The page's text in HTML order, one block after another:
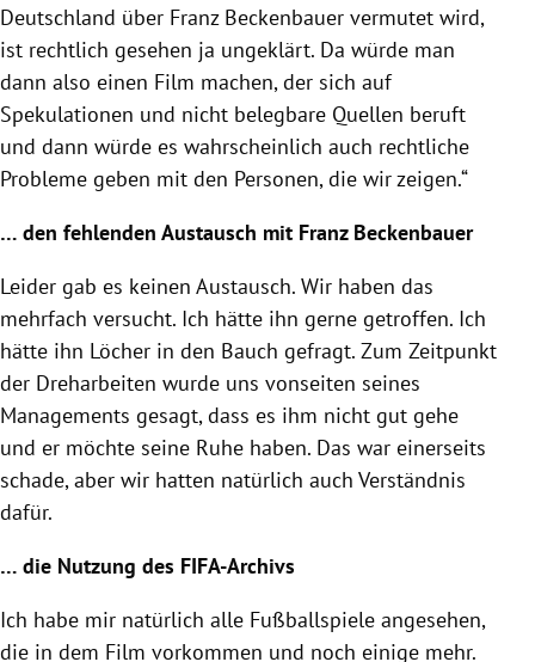
Deutschland über Franz Beckenbauer vermutet wird,
ist rechtlich gesehen ja ungeklärt. Da würde man
dann also einen Film machen, der sich auf
Spekulationen und nicht belegbare Quellen beruft
und dann würde es wahrscheinlich auch rechtliche
Probleme geben mit den Personen, die wir zeigen.“
… den fehlenden Austausch mit Franz Beckenbauer
Leider gab es keinen Austausch. Wir haben das
mehrfach versucht. Ich hätte ihn gerne getroffen. Ich
hätte ihn Löcher in den Bauch gefragt. Zum Zeitpunkt
der Dreharbeiten wurde uns vonseiten seines
Managements gesagt, dass es ihm nicht gut gehe
und er möchte seine Ruhe haben. Das war einerseits
schade, aber wir hatten natürlich auch Verständnis
dafür.
… die Nutzung des FIFA-Archivs
Ich habe mir natürlich alle Fußballspiele angesehen,
die in dem Film vorkommen und noch einige mehr.